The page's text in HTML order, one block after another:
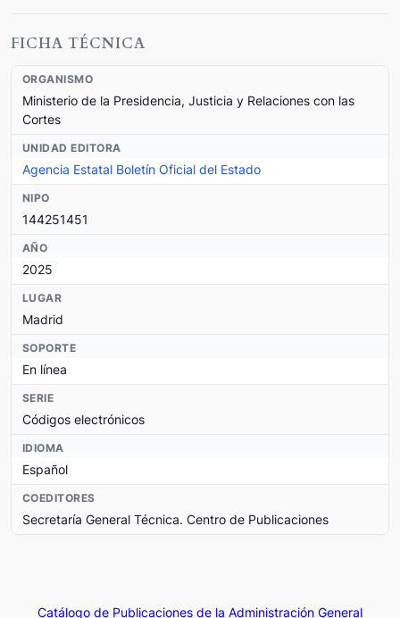
FICHA TÉCNICA
ORGANISMO
Ministerio de la Presidencia, Justicia y Relaciones con las
Cortes
UNIDAD EDITORA
Agencia Estatal Boletín Oficial del Estado
NIPO
144251451
AÑO
2025
LUGAR
Madrid
SOPORTE
En línea
SERIE
Códigos electrónicos
IDIOMA
Español
COEDITORES
Secretaría General Técnica. Centro de Publicaciones
Catálogo de Publicaciones de la Administración General